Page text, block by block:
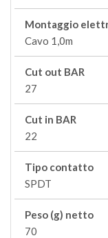
Montaggio
Cavo 1,0m
Cut out BAR
27
Cut in BAR
22
Tipo contatto
SPDT
Peso (g) netto
70